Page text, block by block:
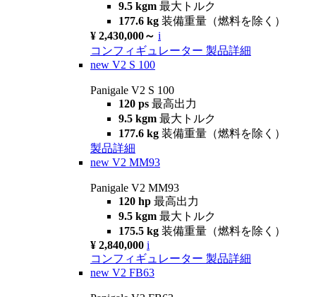
9.5 kgm 最大トルク
177.6 kg 装備重量（燃料を除く）
¥ 2,430,000～ i
コンフィギュレーター 製品詳細
new V2 S 100
Panigale V2 S 100
120 ps 最高出力
9.5 kgm 最大トルク
177.6 kg 装備重量（燃料を除く）
製品詳細
new V2 MM93
Panigale V2 MM93
120 hp 最高出力
9.5 kgm 最大トルク
175.5 kg 装備重量（燃料を除く）
¥ 2,840,000 i
コンフィギュレーター 製品詳細
new V2 FB63